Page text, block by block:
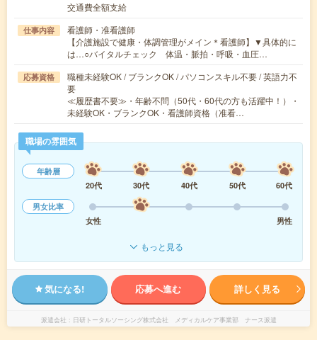
交通費全額支給
仕事内容
看護師・准看護師
【介護施設で健康・体調管理がメイン＊看護師】▼具体的に
は…○バイタルチェック 体温・脈拍・呼吸・血圧…
応募資格
職種未経験OK / ブランクOK / パソコンスキル不要 / 英語力不
要
≪履歴書不要≫・年齢不問（50代・60代の方も活躍中！）・
未経験OK・ブランクOK・看護師資格（准看…
職場の雰囲気
年齢層
20代
30代 40代 50代
60代
男女比率
女性
男性
もっと見る
気になる! 応募へ進む 詳しく見る
派遣会社 日研トータルソーシング株式会社 メディカルケア事業部 ナース派遣